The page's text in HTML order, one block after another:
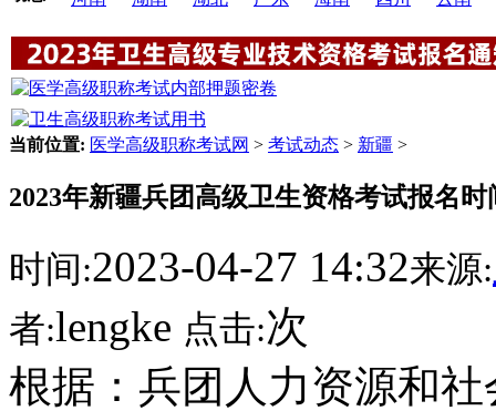
当前位置: 医学高级职称考试网 > 考试动态 > 新疆 >
2023年新疆兵团高级卫生资格考试报名时
时间:2023-04-27 14:32来源:
者:lengke 点击:次
根据：兵团人力资源和